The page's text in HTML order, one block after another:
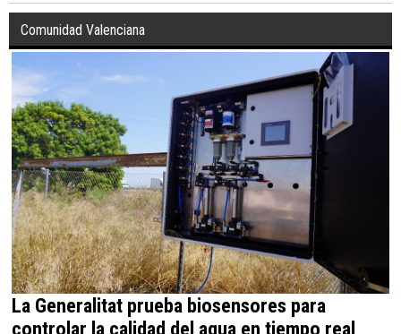
Comunidad Valenciana
La Generalitat prueba biosensores para